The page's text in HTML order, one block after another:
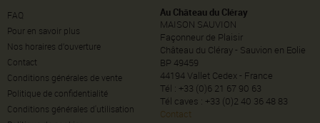
FAQ
Pour en savoir plus
Nos horaires d’ouverture
Contact
Conditions générales de vente
Politique de confidentialité
Conditions générales d'utilisation
Au Château du Cléray
MAISON SAUVION
Façonneur de Plaisir
Château du Cléray - Sauvion en Eolie
BP 49459
44194 Vallet Cedex - France
Tél : +33 (0)6 21 67 90 63
Tél caves : +33 (0)2 40 36 48 83
Contact